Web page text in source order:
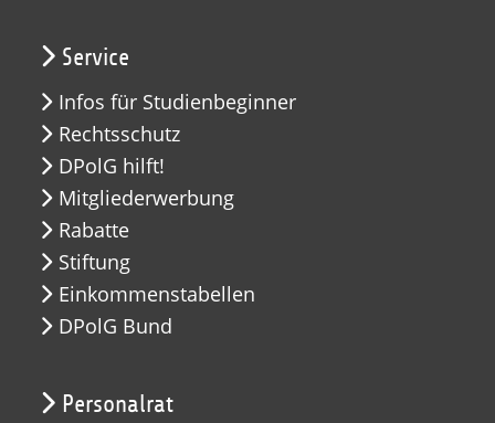
Service
Infos für Studienbeginner
Rechtsschutz
DPolG hilft!
Mitgliederwerbung
Rabatte
Stiftung
Einkommenstabellen
DPolG Bund
Personalrat